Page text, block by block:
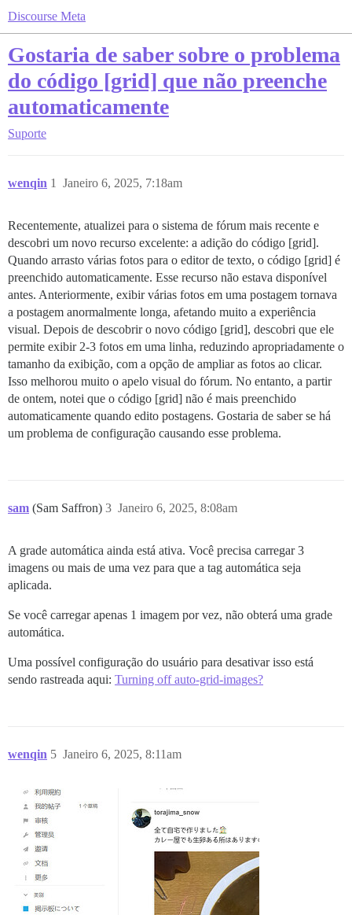
Discourse Meta
Gostaria de saber sobre o problema
do código [grid] que não preenche
automaticamente
Suporte
wenqin Janeiro 6, 2025, 7:18am
1
Recentemente, atualizei para o sistema de fórum mais recente e
descobri um novo recurso excelente: a adição do código [grid].
Quando arrasto várias fotos para o editor de texto, o código [grid] é
preenchido automaticamente. Esse recurso não estava disponível
antes. Anteriormente, exibir várias fotos em uma postagem tornava
a postagem anormalmente longa, afetando muito a experiência
visual. Depois de descobrir o novo código [grid], descobri que ele
permite exibir 2-3 fotos em uma linha, reduzindo apropriadamente o
tamanho da exibição, com a opção de ampliar as fotos ao clicar.
Isso melhorou muito o apelo visual do fórum. No entanto, a partir
de ontem, notei que o código [grid] não é mais preenchido
automaticamente quando edito postagens. Gostaria de saber se há
um problema de configuração causando esse problema.
sam (Sam Saffron) Janeiro 6, 2025, 8:08am
3
A grade automática ainda está ativa. Você precisa carregar 3
imagens ou mais de uma vez para que a tag automática seja
aplicada.
Se você carregar apenas 1 imagem por vez, não obterá uma grade
automática.
Uma possível configuração do usuário para desativar isso está
sendo rastreada aqui: Turning off auto-grid-images?
wenqin Janeiro 6, 2025, 8:11am
5